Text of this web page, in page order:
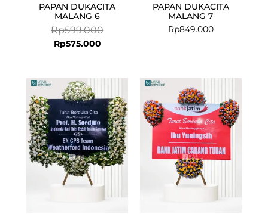
PAPAN DUKACITA
MALANG 6
Rp599.000
Rp575.000
PAPAN DUKACITA
MALANG 7
Rp849.000